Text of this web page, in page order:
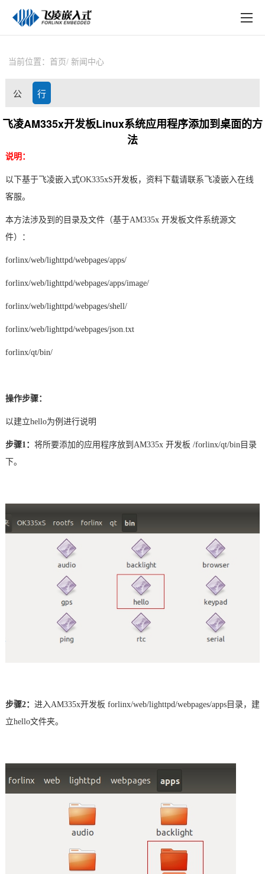
技术与支持
在线文档
方案定制
关于飞凌
淘宝商城
新闻中心
技术论坛
在线购买
当前位置： 首页 新闻中心
公
司
行
业
飞凌AM335x开发板Linux系统应用程序添加到桌面的方
法
说明：
以下基于飞凌嵌入式OK335xS开发板 ，资料下载请联系 飞凌嵌入在线
客服。
本方法涉及到的目录及文件（基于AM335x 开发板文件系统源文
件）：
forlinx/web/lighttpd/webpages/apps/
forlinx/web/lighttpd/webpages/apps/image/
forlinx/web/lighttpd/webpages/shell/
forlinx/web/lighttpd/webpages/json.txt
forlinx/qt/bin/
操作步骤：
以建立hello为例进行说明
步骤1： 将所要添加的应用程序放到 AM335x 开发板 /forlinx/qt/bin目录
下。
步骤2： 进入AM335x开发板 forlinx/web/lighttpd/webpages/apps目录，建
立hello文件夹。